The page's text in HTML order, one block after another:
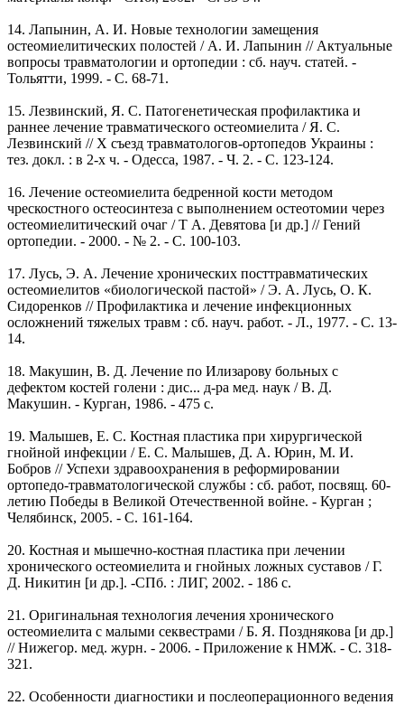
14. Лапынин, А. И. Новые технологии замещения
остеомиелитических полостей / А. И. Лапынин // Актуальные
вопросы травматологии и ортопедии : сб. науч. статей. -
Тольятти, 1999. - С. 68-71.
15. Лезвинский, Я. С. Патогенетическая профилактика и
раннее лечение травматического остеомиелита / Я. С.
Лезвинский // X съезд травматологов-ортопедов Украины :
тез. докл. : в 2-х ч. - Одесса, 1987. - Ч. 2. - С. 123-124.
16. Лечение остеомиелита бедренной кости методом
чрескостного остеосинтеза с выполнением остеотомии через
остеомиелитический очаг / Т А. Девятова [и др.] // Гений
ортопедии. - 2000. - № 2. - С. 100-103.
17. Лусь, Э. А. Лечение хронических посттравматических
остеомиелитов «биологической пастой» / Э. А. Лусь, О. К.
Сидоренков // Профилактика и лечение инфекционных
осложнений тяжелых травм : сб. науч. работ. - Л., 1977. - С. 13-
14.
18. Макушин, В. Д. Лечение по Илизарову больных с
дефектом костей голени : дис... д-ра мед. наук / В. Д.
Макушин. - Курган, 1986. - 475 с.
19. Малышев, Е. С. Костная пластика при хирургической
гнойной инфекции / Е. С. Малышев, Д. А. Юрин, М. И.
Бобров // Успехи здравоохранения в реформировании
ортопедо-травматологической службы : сб. работ, посвящ. 60-
летию Победы в Великой Отечественной войне. - Курган ;
Челябинск, 2005. - С. 161-164.
20. Костная и мышечно-костная пластика при лечении
хронического остеомиелита и гнойных ложных суставов / Г.
Д. Никитин [и др.]. -СПб. : ЛИГ, 2002. - 186 с.
21. Оригинальная технология лечения хронического
остеомиелита с малыми секвестрами / Б. Я. Позднякова [и др.]
// Нижегор. мед. журн. - 2006. - Приложение к НМЖ. - С. 318-
321.
22. Особенности диагностики и послеоперационного ведения